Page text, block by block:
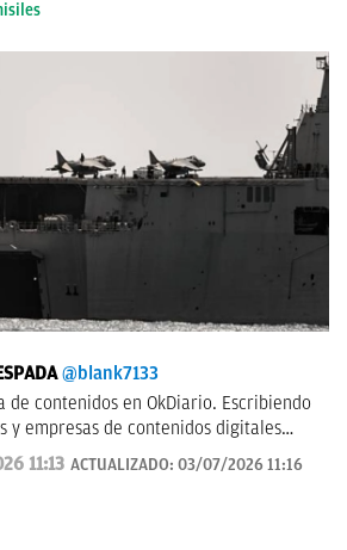
@blank7133
de contenidos en OkDiario. Escribiendo
y empresas de contenidos digitales
11:13 ACTUALIZADO: 03/07/2026 11:16